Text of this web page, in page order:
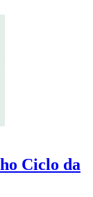
Ciclo da